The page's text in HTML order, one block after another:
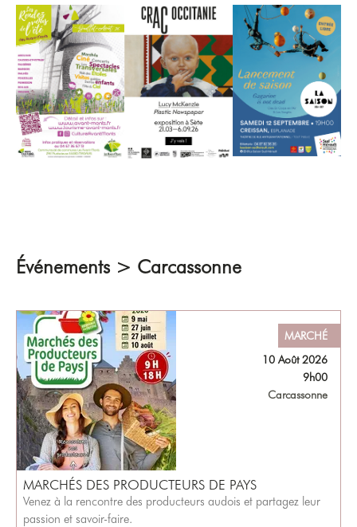
Événements > Carcassonne
MARCHÉ
10 Août 2026
9h00
Carcassonne
MARCHÉS DES PRODUCTEURS DE PAYS
Venez à la rencontre des producteurs audois et partagez leur
passion et savoir-faire.